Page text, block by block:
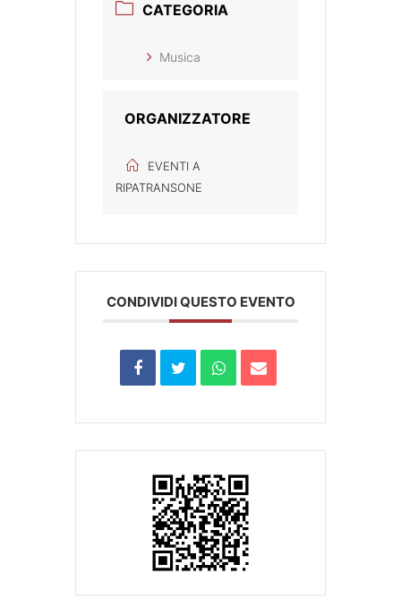
CATEGORIA
Musica
ORGANIZZATORE
EVENTI A
RIPATRANSONE
CONDIVIDI QUESTO EVENTO